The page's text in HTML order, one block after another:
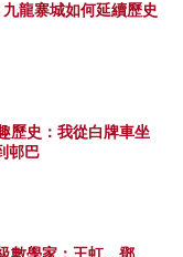
龍寨城如何延續歷史
歷史：我從白牌車坐
邨巴